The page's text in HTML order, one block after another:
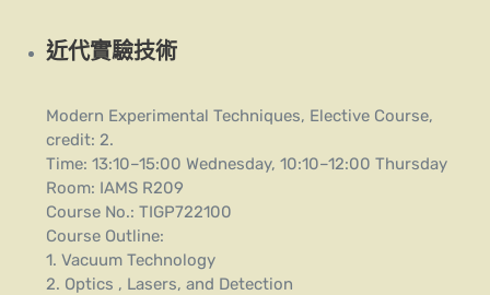
近代實驗技術
Modern Experimental Techniques, Elective Course,
credit: 2.
Time: 13:10–15:00 Wednesday, 10:10–12:00 Thursday
Room: IAMS R209
Course No.: TIGP722100
Course Outline:
1. Vacuum Technology
2. Optics , Lasers, and Detection